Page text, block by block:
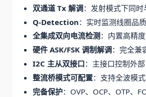
双通道 Tx 解调：发射模式下同
Q-Detection：实时监测线圈品
全集成双向电流检测 ：内置高精
硬件 ASK/FSK 调制解调：完全兼
I2C 主从双接口：主接口控制外
整流桥模式可配置：支持全波模
完备保护：OVP、OCP、OTP、